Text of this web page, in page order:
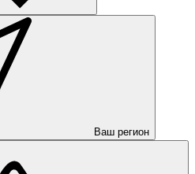
Ваш регион